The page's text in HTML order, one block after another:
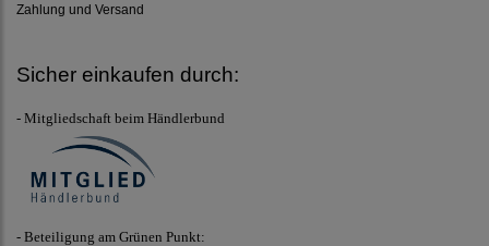
Zahlung und Versand
Sicher einkaufen durch:
- Mitgliedschaft beim Händlerbund
- Beteiligung am Grünen Punkt: